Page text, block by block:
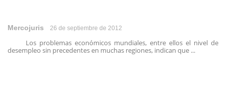
Mercojuris 26 de septiembre de 2012
Los problemas económicos mundiales, entre ellos el nivel de
desempleo sin precedentes en muchas regiones, indican que ...